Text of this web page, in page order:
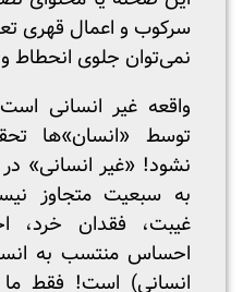
سرکوب و اعمال قهری
نمی‌توان جلوی انحطاط
واقعه غیر انسانی
توسط «انسان»‌ها
نشود! «غیر انسانی»
به سبعیت متجاوز
غیبت، فقدان خرد،
احساس منتسب به
انسانی) است! فقط ما